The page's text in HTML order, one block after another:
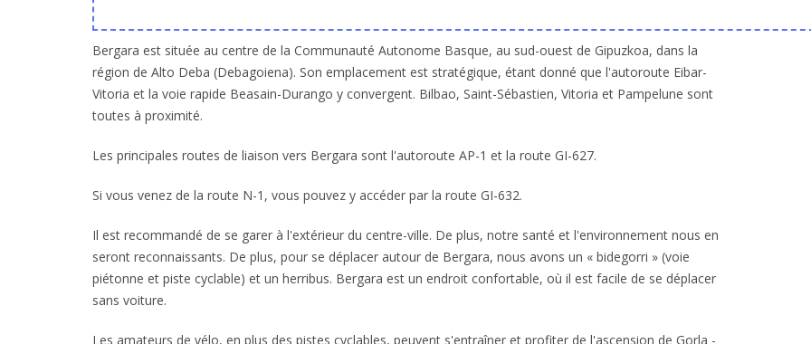
Bergara est située au centre de la Communauté Autonome Basque, au sud-ouest de Gipuzkoa, dans la
région de Alto Deba (Debagoiena). Son emplacement est stratégique, étant donné que l'autoroute Eibar-
Vitoria et la voie rapide Beasain-Durango y convergent. Bilbao, Saint-Sébastien, Vitoria et Pampelune sont
toutes à proximité.
Les principales routes de liaison vers Bergara sont l'autoroute AP-1 et la route GI-627.
Si vous venez de la route N-1, vous pouvez y accéder par la route GI-632.
Il est recommandé de se garer à l'extérieur du centre-ville. De plus, notre santé et l'environnement nous en
seront reconnaissants. De plus, pour se déplacer autour de Bergara, nous avons un « bidegorri » (voie
piétonne et piste cyclable) et un herribus. Bergara est un endroit confortable, où il est facile de se déplacer
sans voiture.
Les amateurs de vélo, en plus des pistes cyclables, peuvent s'entraîner et profiter de l'ascension de Gorla -